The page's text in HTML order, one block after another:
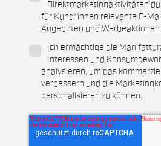
Direktmarketingaktivitäten
für Kund*innen relevante E-
Angeboten und Werbeaktionen
Ich ermächtige die
Interessen und
analysieren, um das
verbessern und die
personalisieren zu können.